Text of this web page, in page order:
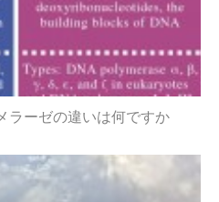
ラーゼの違いは何ですか